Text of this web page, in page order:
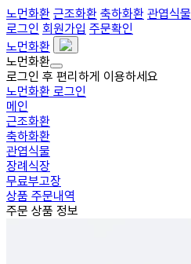
노먼화환 근조화환 축하화환 관엽식물
로그인 회원가입 주문확인
노먼화환
노먼화환
로그인 후 편리하게 이용하세요
노먼화환 로그인
메인
근조화환
축하화환
관엽식물
장례식장
무료부고장
상품 주문내역
주문 상품 정보